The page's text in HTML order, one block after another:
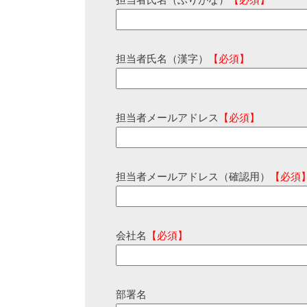
担当者氏名（漢字） 【必須】
担当者メールアドレス 【必須】
担当者メールアドレス（確認用） 【必須
会社名 【必須】
部署名